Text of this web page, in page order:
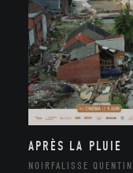
APRÈS LA PLUIE
NOIRFALISSE